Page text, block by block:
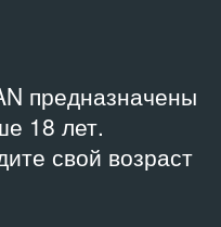
предназначены
18 лет.
свой возраст